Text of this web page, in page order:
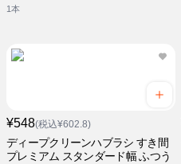
1本
¥548(税込¥602.8)
ディープクリーンハブラシ すき間
プレミアム スタンダード幅 ふつう